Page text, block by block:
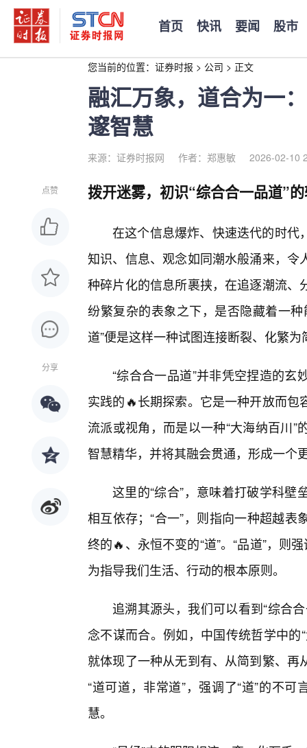
首页 快讯 要闻 股市
您当前的位置： 证券时报 > 公司 > 正文
融汇万象，道合为一
邃智慧
来源：证券时报网 作者：郑惠敏 2026-02-10
点赞
分享
拨开迷雾，初识“综合合一品道”
在这个信息爆炸、快速迭代的时代
知识、信息、观念如同潮水般涌来，
种碎片化的信息所裹挟，在追逐潮流
纷繁复杂的表象之下，是否隐藏着一
道”便是这样一种试图连接断裂、化繁
“综合合一品道”并非凭空捏造的
实践的🔥长期探索。它是一种开放而
流派或视角，而是以一种“大海纳百川
智慧精华，并将其融会贯通，形成一个
这里的“综合”，意味着打破学科
相互依存；“合一”，则指向一种超越
终的🔥、永恒不变的“道”。“品道”，则
为指导我们生活、行动的根本原则。
追溯其源头，我们可以看到“综合
念不谋而合。例如，中国传统哲学中
就体现了一种从无到有、从简到繁、
“道可道，非常道”，强调了“道”的不
慧。